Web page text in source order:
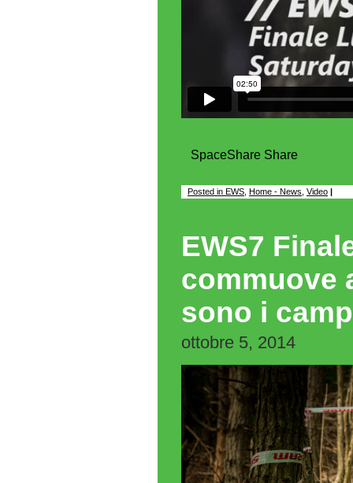
SpaceShare Share
Posted in EWS Home - News Video
EWS7
commuove
sono i
ottobre 5, 2014